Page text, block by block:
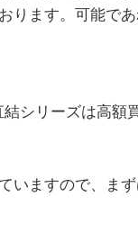
ります。可能で
シリーズは高額
いますので、ま